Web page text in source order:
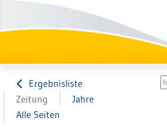
Ergebnisliste
Zeitung
Jahre
Alle Seiten